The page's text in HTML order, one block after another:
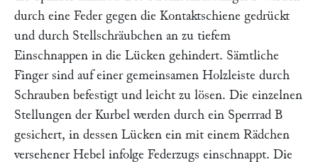
durch eine Feder gegen die Kontaktschiene gedrückt
und durch Stellschräubchen an zu tiefem
Einschnappen in die Lücken gehindert. Sämtliche
Finger sind auf einer gemeinsamen Holzleiste durch
Schrauben befestigt und leicht zu lösen. Die einzelnen
Stellungen der Kurbel werden durch ein Sperrrad B
gesichert, in dessen Lücken ein mit einem Rädchen
versehener Hebel infolge Federzugs einschnappt. Die